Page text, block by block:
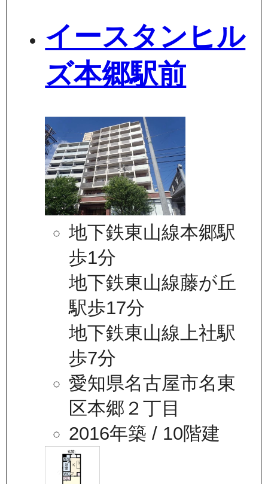
イースタンヒル
ズ本郷駅前
地下鉄東山線本郷駅
歩1分
地下鉄東山線藤が丘
駅歩17分
地下鉄東山線上社駅
歩7分
愛知県名古屋市名東
区本郷２丁目
2016年築 / 10階建